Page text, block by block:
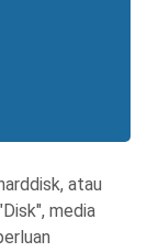
atau
media